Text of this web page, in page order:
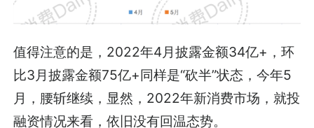
值得注意的是，2022年4月披露金额34亿+，环
比3月披露金额75亿+同样是“砍半”状态，今年5
月，腰斩继续，显然，2022年新消费市场，就投
融资情况来看，依旧没有回温态势。